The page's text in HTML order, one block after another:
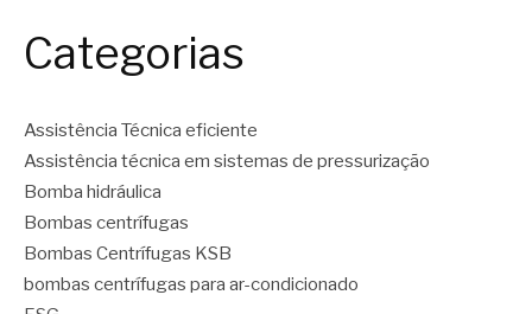
Categorias
Assistência Técnica eficiente
Assistência técnica em sistemas de pressurização
Bomba hidráulica
Bombas centrífugas
Bombas Centrífugas KSB
bombas centrífugas para ar-condicionado